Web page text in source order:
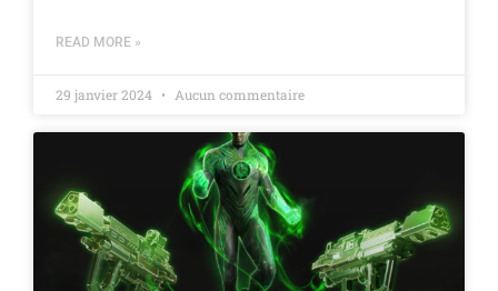
READ MORE »
29 janvier 2024 Aucun commentaire